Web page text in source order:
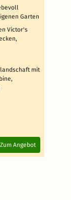
Garten
Victor's
mit
Zum Angebot